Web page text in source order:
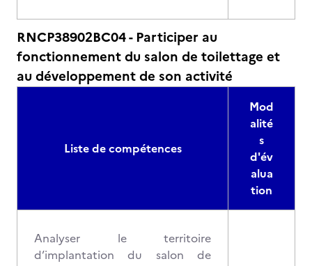
RNCP38902BC04 - Participer au
fonctionnement du salon de toilettage et
au développement de son activité
Liste de compétences
Mod
alité
s
d'év
alua
tion
Analyser le territoire
d’implantation du salon de